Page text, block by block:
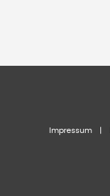
Impressum